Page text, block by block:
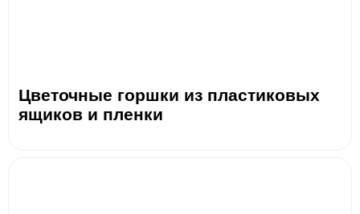
Цветочные горшки из пластиковых
ящиков и пленки